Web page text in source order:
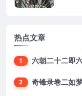
热点文章
1 六朝二十二即
2 奇锋录卷二如